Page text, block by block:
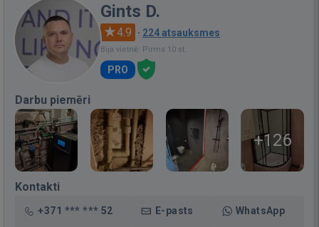
Gints D.
4.9 · 224 atsauksmes
Bija vietnē: Pirms 10 st.
PRO
Darbu piemēri
+126
Kontakti
+371 *** *** 52 E-pasts WhatsApp